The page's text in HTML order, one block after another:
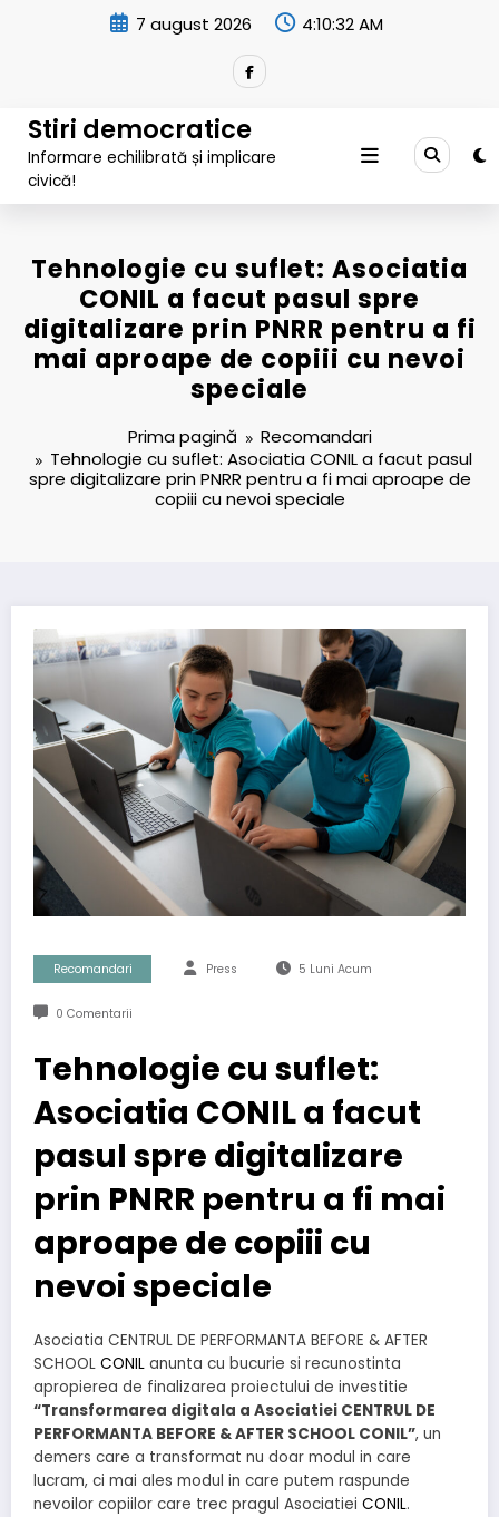
7 august 2026 4:10:33 AM
Stiri democratice
Informare echilibrată și implicare
civică!
Tehnologie cu suflet: Asociatia
CONIL a facut pasul spre
digitalizare prin PNRR pentru a fi
mai aproape de copiii cu nevoi
speciale
Prima pagină
Recomandari
Tehnologie cu suflet: Asociatia CONIL a facut pasul
spre digitalizare prin PNRR pentru a fi mai aproape de
copiii cu nevoi speciale
Recomandari Press 5 Luni Acum
0 Comentarii
Tehnologie cu suflet:
Asociatia CONIL a facut
pasul spre digitalizare
prin PNRR pentru a fi mai
aproape de copiii cu
nevoi speciale
Asociatia CENTRUL DE PERFORMANTA BEFORE & AFTER
SCHOOL CONIL anunta cu bucurie si recunostinta
apropierea de finalizarea proiectului de investitie
“Transformarea digitala a Asociatiei CENTRUL DE
PERFORMANTA BEFORE & AFTER SCHOOL CONIL”, un
demers care a transformat nu doar modul in care
lucram, ci mai ales modul in care putem raspunde
nevoilor copiilor care trec pragul Asociatiei CONIL.